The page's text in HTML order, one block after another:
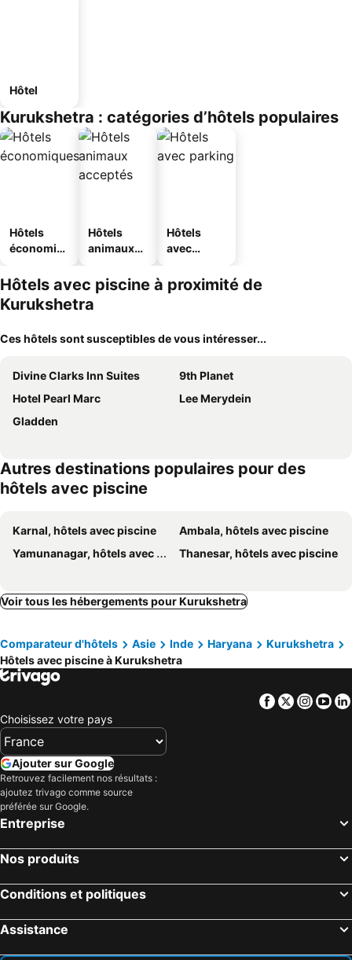
Hôtel
Kurukshetra : catégories d’hôtels populaires
Hôtels
économiq
Hôtels
animaux
Hôtels
avec
Hôtels avec piscine à proximité de
Kurukshetra
Ces hôtels sont susceptibles de vous intéresser...
Divine Clarks Inn Suites
9th Planet
Hotel Pearl Marc
Lee Merydein
Gladden
Autres destinations populaires pour des
hôtels avec piscine
Karnal, hôtels avec piscine
Ambala, hôtels avec piscine
Yamunanagar, hôtels avec piscine
Thanesar, hôtels avec piscine
Voir tous les hébergements pour Kurukshetra
Comparateur d'hôtels Asie Inde Haryana
Kurukshetra
Hôtels avec piscine à Kurukshetra
Facebook
Twitter
Choisissez votre pays
Ajouter sur Google
Retrouvez facilement nos résultats :
ajoutez trivago comme source
préférée sur Google.
Entreprise
Nos produits
Conditions et politiques
Assistance